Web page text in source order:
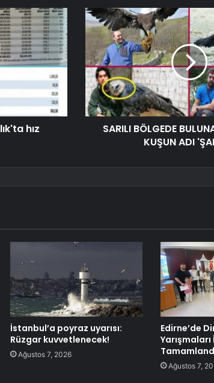
hız
SARILI BÖLGEDE
KUŞUN ADI
İstanbul’a poyraz uyarısı:
Rüzgar kuvvetlenecek!
Ağustos 7, 2026
Edirne’de
Ağustos 7,